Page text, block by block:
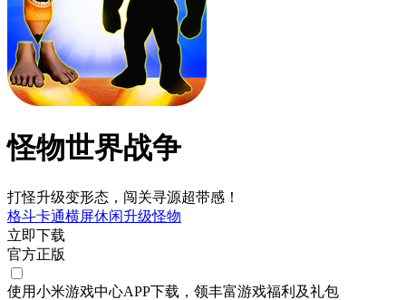
怪物世界战争
打怪升级变形态，闯关寻源超带感！
格斗卡通横屏休闲升级怪物
立即下载
官方正版
使用小米游戏中心APP下载 ，领丰富游戏福利 及礼包